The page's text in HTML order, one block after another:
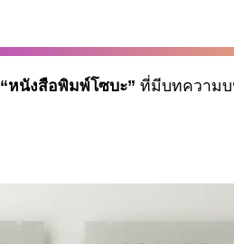
“หนังสือพิมพ์โซบะ” ที่มีบทความบ